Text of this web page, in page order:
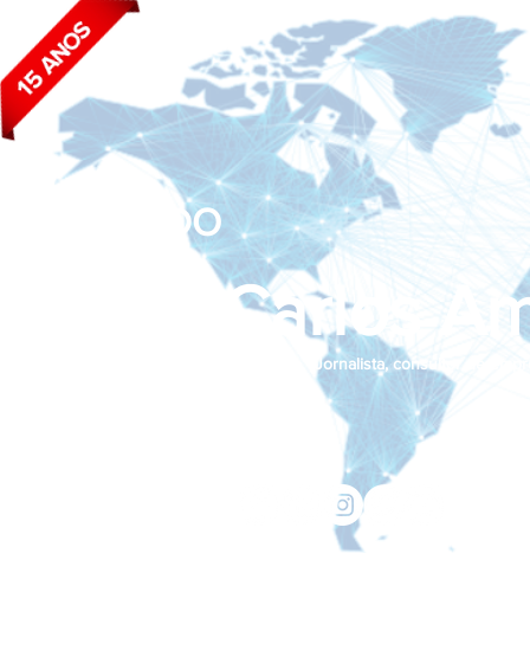
João Carlos
BLOG DO
Jornalista, consultor de